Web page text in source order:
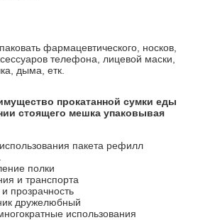
фармацевтического, носков,
телефона, лицевой маски,
дыма, етк.
прокатанной сумки еды
стоящего мешка упаковывая
пакета рефилл
полки
и транспорта
прозрачность
дружелюбный
использования